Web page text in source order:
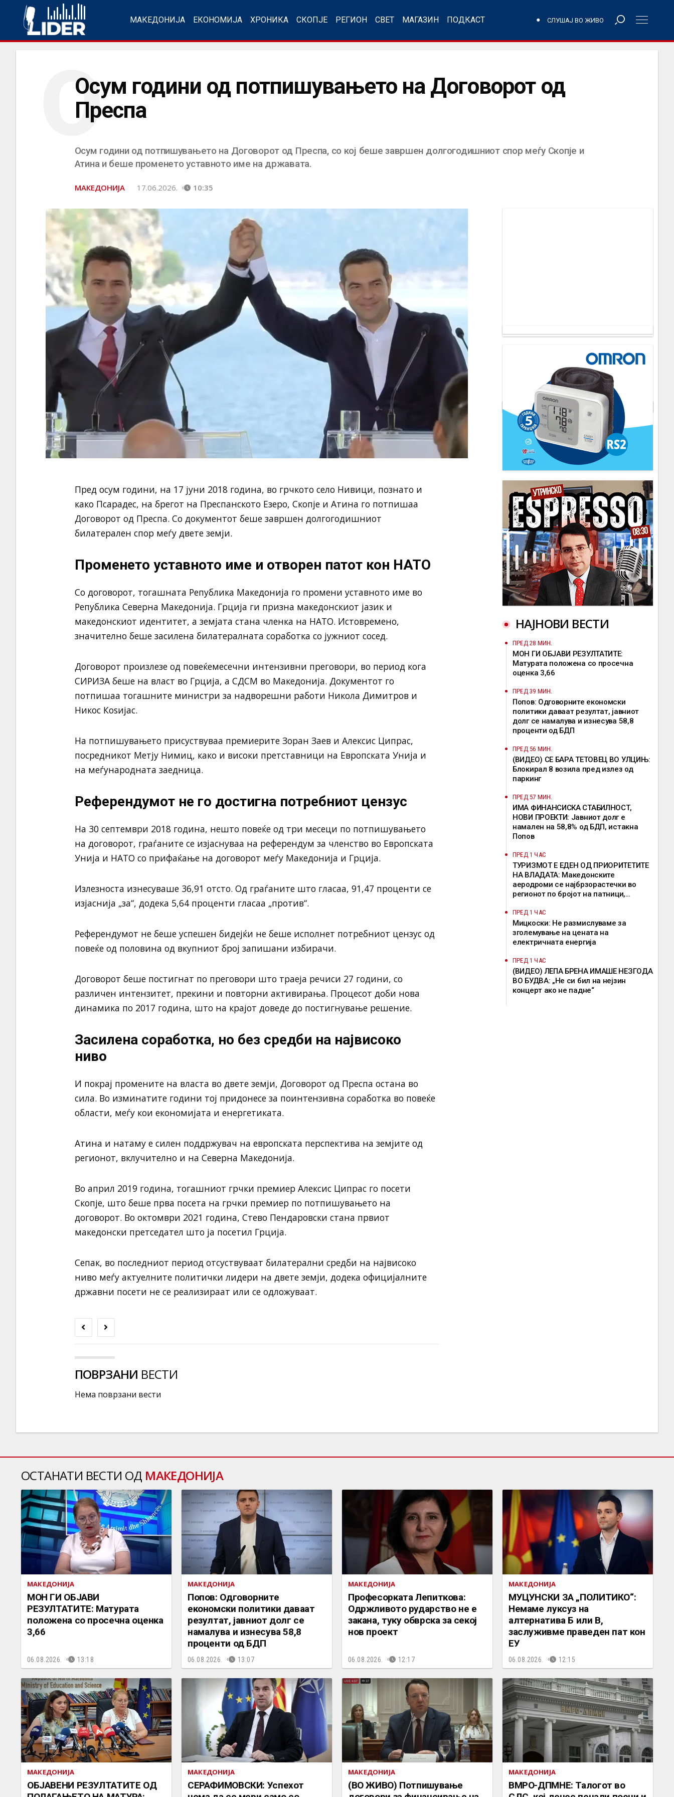
МАКЕДОНИЈА ЕКОНОМИЈА ХРОНИКА СКОПЈЕ РЕГИОН СВЕТ МАГАЗИН ПОДКАСТ СЛУШАЈ ВО ЖИВО
Осум години од потпишувањето на Договорот од
Преспа
О
Осум години од потпишувањето на Договорот од Преспа, со кој беше завршен долгогодишниот спор меѓу Скопје и
Атина и беше променето уставното име на државата.
МАКЕДОНИЈА 17.06.2026. 10:35
Пред осум години, на 17 јуни 2018 година, во грчкото село Нивици, познато и
како Псарадес, на брегот на Преспанското Езеро, Скопје и Атина го потпишаа
Договорот од Преспа. Со документот беше завршен долгогодишниот
билатерален спор меѓу двете земји.
Променето уставното име и отворен патот кон НАТО
Со договорот, тогашната Република Македонија го промени уставното име во
Република Северна Македонија. Грција ги призна македонскиот јазик и
македонскиот идентитет, а земјата стана членка на НАТО. Истовремено,
значително беше засилена билатералната соработка со јужниот сосед.
Договорот произлезе од повеќемесечни интензивни преговори, во период кога
СИРИЗА беше на власт во Грција, а СДСМ во Македонија. Документот го
потпишаа тогашните министри за надворешни работи Никола Димитров и
Никос Коѕијас.
На потпишувањето присуствуваа премиерите Зоран Заев и Алексис Ципрас,
посредникот Метју Нимиц, како и високи претставници на Европската Унија и
на меѓународната заедница.
Референдумот не го достигна потребниот цензус
На 30 септември 2018 година, нешто повеќе од три месеци по потпишувањето
на договорот, граѓаните се изјаснуваа на референдум за членство во Европската
Унија и НАТО со прифаќање на договорот меѓу Македонија и Грција.
Излезноста изнесуваше 36,91 отсто. Од граѓаните што гласаа, 91,47 проценти се
изјаснија „за“, додека 5,64 проценти гласаа „против“.
Референдумот не беше успешен бидејќи не беше исполнет потребниот цензус од
повеќе од половина од вкупниот број запишани избирачи.
Договорот беше постигнат по преговори што траеја речиси 27 години, со
различен интензитет, прекини и повторни активирања. Процесот доби нова
динамика по 2017 година, што на крајот доведе до постигнување решение.
Засилена соработка, но без средби на највисоко
ниво
И покрај промените на власта во двете земји, Договорот од Преспа остана во
сила. Во изминатите години тој придонесе за поинтензивна соработка во повеќе
области, меѓу кои економијата и енергетиката.
Атина и натаму е силен поддржувач на европската перспектива на земјите од
регионот, вклучително и на Северна Македонија.
Во април 2019 година, тогашниот грчки премиер Алексис Ципрас го посети
Скопје, што беше прва посета на грчки премиер по потпишувањето на
договорот. Во октомври 2021 година, Стево Пендаровски стана првиот
македонски претседател што ја посетил Грција.
Сепак, во последниот период отсуствуваат билатерални средби на највисоко
ниво меѓу актуелните политички лидери на двете земји, додека официјалните
државни посети не се реализираат или се одложуваат.
ПОВРЗАНИ ВЕСТИ
Нема поврзани вести
НАЈНОВИ ВЕСТИ
ПРЕД 28 МИН.
МОН ГИ ОБЈАВИ РЕЗУЛТАТИТЕ:
Матурата положена со просечна
оценка 3,66
ПРЕД 39 МИН.
Попов: Одговорните економски
политики даваат резултат, јавниот
долг се намалува и изнесува 58,8
проценти од БДП
ПРЕД 56 МИН.
(ВИДЕО) СЕ БАРА ТЕТОВЕЦ ВО УЛЦИЊ:
Блокирал 8 возила пред излез од
паркинг
ПРЕД 57 МИН.
ИМА ФИНАНСИСКА СТАБИЛНОСТ,
НОВИ ПРОЕКТИ: Јавниот долг е
намален на 58,8% од БДП, истакна
Попов
ПРЕД 1 ЧАС
ТУРИЗМОТ Е ЕДЕН ОД ПРИОРИТЕТИТЕ
НА ВЛАДАТА: Македонските
аеродроми се најбрзорастечки во
регионот по бројот на патници,
ПРЕД 1 ЧАС
Мицкоски: Не размислуваме за
зголемување на цената на
електричната енергија
ПРЕД 1 ЧАС
(ВИДЕО) ЛЕПА БРЕНА ИМАШЕ НЕЗГОДА
ВО БУДВА: „Не си бил на нејзин
концерт ако не падне“
ОСТАНАТИ ВЕСТИ ОД МАКЕДОНИЈА
МАКЕДОНИЈА
МОН ГИ ОБЈАВИ
РЕЗУЛТАТИТЕ: Матурата
положена со просечна оценка
3,66
06.08.2026. 13:18
МАКЕДОНИЈА
Попов: Одговорните
економски политики даваат
резултат, јавниот долг се
намалува и изнесува 58,8
проценти од БДП
06.08.2026. 13:07
МАКЕДОНИЈА
Професорката Лепиткова:
Одржливото рударство не е
закана, туку обврска за секој
нов проект
06.08.2026. 12:17
МАКЕДОНИЈА
МУЦУНСКИ ЗА „ПОЛИТИКО“:
Немаме луксуз на
алтернатива Б или В,
заслуживме праведен пат кон
ЕУ
06.08.2026. 12:15
МАКЕДОНИЈА
ОБЈАВЕНИ РЕЗУЛТАТИТЕ ОД
МАКЕДОНИЈА
СЕРАФИМОВСКИ: Успехот
МАКЕДОНИЈА
(ВО ЖИВО) Потпишување
МАКЕДОНИЈА
ВМРО-ДПМНЕ: Талогот во